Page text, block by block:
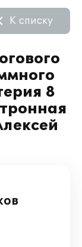
8
К списку